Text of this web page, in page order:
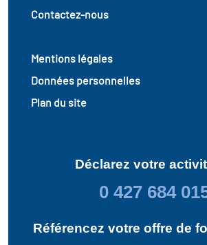
Contactez-nous
Mentions légales
Données personnelles
Plan du site
Déclarez votre
0 427 684
Référencez votre offre de